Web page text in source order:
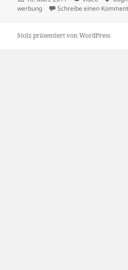
am
werbung
Schreibe einen
Stolz präsentiert von WordPress